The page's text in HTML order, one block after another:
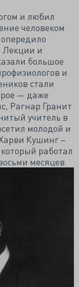
и любил
человеком
Лекции и
большое
и
стали
— даже
Рагнар Гранит
учитель в
молодой и
Кушинг –
работал
месяцев.